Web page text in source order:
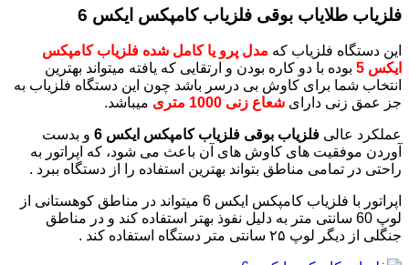
فلزیاب طلایاب بوقی فلزیاب کامپکس ایکس 6
این دستگاه فلزیاب که مدل پرو یا کامل شده فلزیاب کامپکس
ایکس 5
بوده با دو کاره بودن و ارتقایی که یافته میتواند بهترین
انتخاب شما برای کاوش بی درسر باشد چون این دستگاه فلزیاب به
جز عمق زنی دارای شعاع زنی 1000 متری میباشد.
عملکرد عالی فلزیاب بوقی فلزیاب کامپکس ایکس 6
و بدست
آوردن موفقیت های کاوش های آن باعث می شود، که اپراتور به
راحتی در تمامی مناطق بتواند بهترین استفاده را از دستگاه ببرد .
اپراتور با فلزیاب کامپکس ایکس 6 میتواند در مناطق کوهستانی از
لوپ 60 سانتی متر به دلیل نفوذ بهتر استفاده کند و در مناطق
جنگلی از دیگر لوپ ۲۵ سانتی متر دستگاه استفاده کند .